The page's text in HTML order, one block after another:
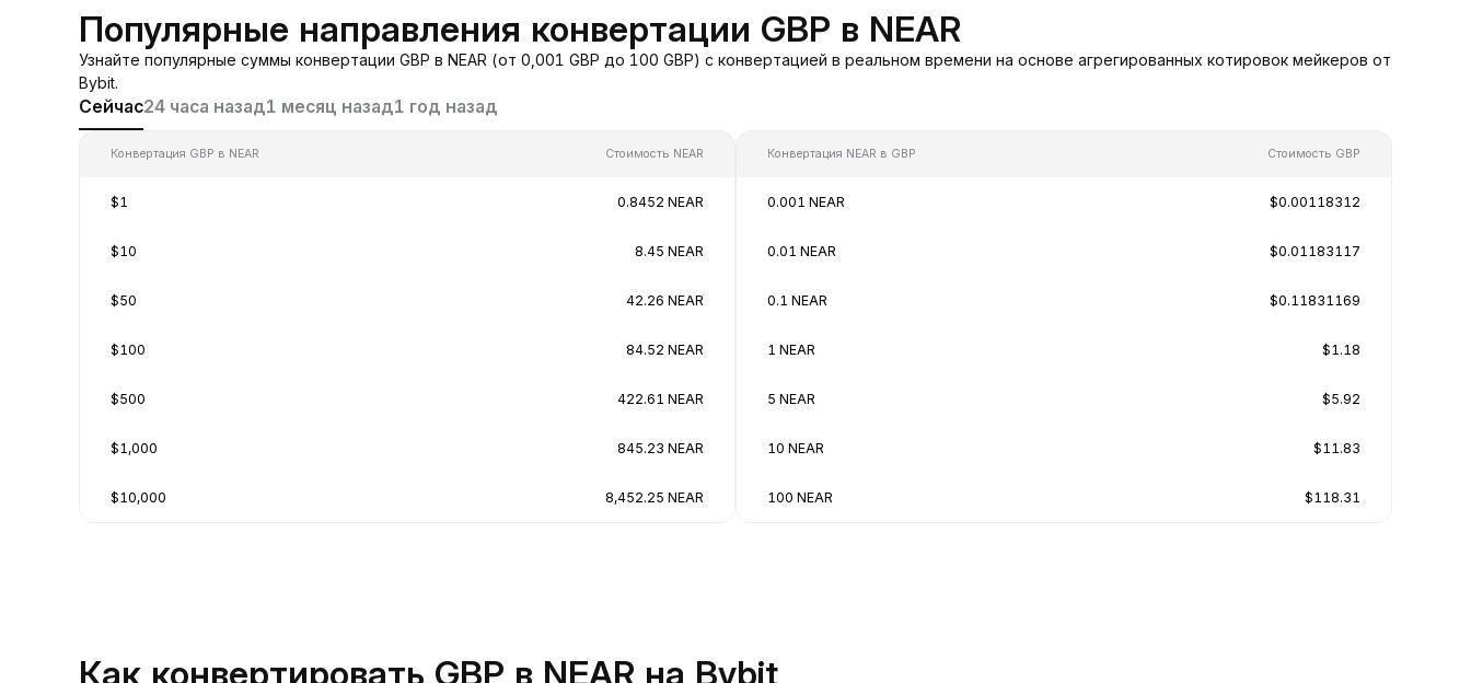
Популярные направления конвертации GBP в NEAR
Узнайте популярные суммы конвертации GBP в NEAR (от 0,001 GBP до 100 GBP) с конвертацией в реальном времени на основе агрегированных котировок мейкеров от
Bybit.
Сейчас24 часа назад1 месяц назад1 год назад
Конвертация GBP в NEAR Стоимость NEAR
$1 0.8452 NEAR
$10 8.45 NEAR
$50 42.26 NEAR
$100 84.52 NEAR
$500 422.61 NEAR
$1,000 845.23 NEAR
$10,000 8,452.25 NEAR
Конвертация NEAR в GBP Стоимость GBP
0.001 NEAR $0.00118312
0.01 NEAR $0.01183117
0.1 NEAR $0.11831169
1 NEAR $1.18
5 NEAR $5.92
10 NEAR $11.83
100 NEAR $118.31
Как конвертировать GBP в NEAR на Bybit